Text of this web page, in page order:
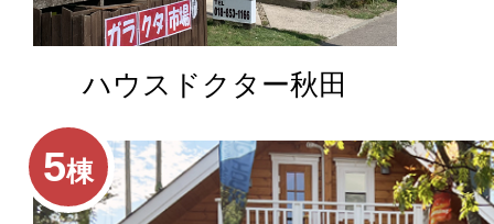
ハウスドクター秋田
5棟